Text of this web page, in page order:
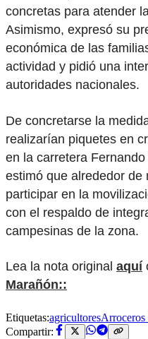
concretas para atender
Asimismo, expresó su
económica de las
actividad y pidió una
autoridades nacionales.
De concretarse la
realizarían piquetes en
en la carretera
estimó que alrededor de
participar en la
con el respaldo de
campesinas de la zona.
Lea la nota original aquí
Marañón::
Etiquetas:agricultoresArroceros
Compartir: